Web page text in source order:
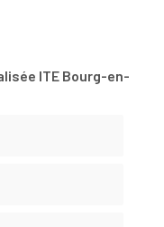
ITE Bourg-en-